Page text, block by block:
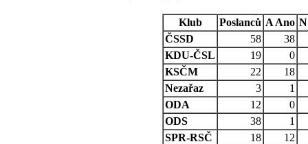
Klub Poslanců A Ano N
ČSSD
58
38
KDU-ČSL
19
0
KSČM
22
18
Nezařaz
3
1
ODA
12
0
ODS
38
1
SPR-RSČ
18
12